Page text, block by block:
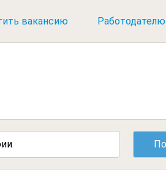
вакансию Работодателю